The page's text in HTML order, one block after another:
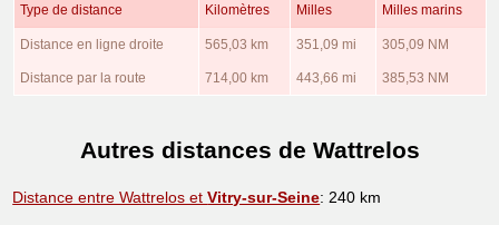
Type de distance Kilomètres Milles Milles marins
Distance en ligne droite 565,03 km 351,09 mi 305,09 NM
Distance par la route 714,00 km 443,66 mi 385,53 NM
Autres distances de Wattrelos
Distance entre Wattrelos etVitry-sur-Seine: 240 km